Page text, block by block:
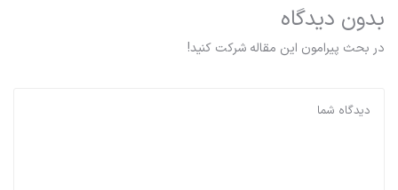
بدون دیدگاه
در بحث‌‌ پیرامون این مقاله شرکت کنید!